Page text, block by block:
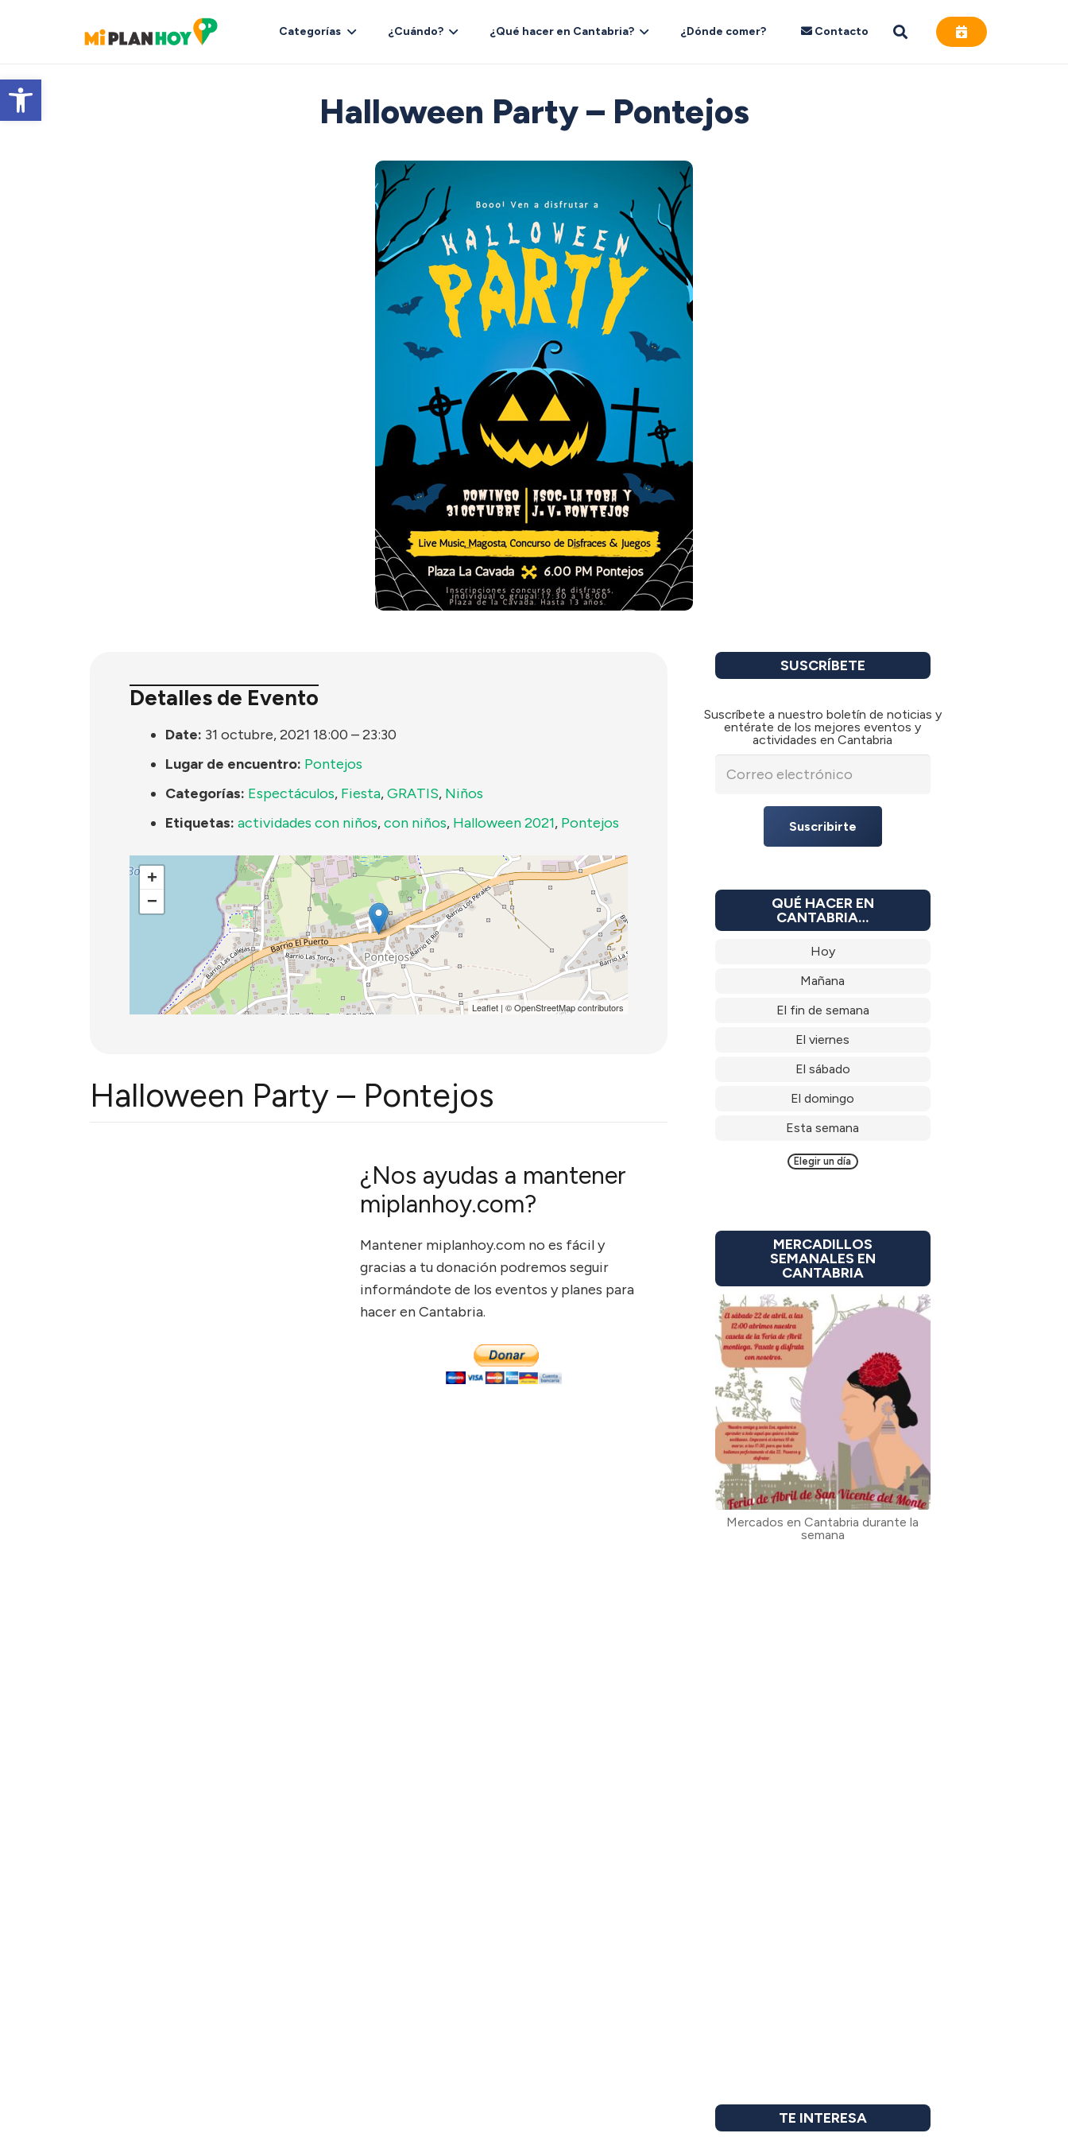
Abrir barra de herramientas
Categorías ¿Cuándo? ¿Qué hacer en Cantabria? ¿Dónde comer? Contacto
Halloween Party – Pontejos
Detalles de Evento
Date: 31 octubre, 2021 18:00 –23:30
Lugar de encuentro: Pontejos
Categorías: Espectáculos, Fiesta,GRATIS, Niños
Etiquetas: actividades con niños,con niños, Halloween 2021, Pontejos
+
−
Leaflet| ©OpenStreetMapcontributors
Halloween Party – Pontejos
¿Nos ayudas a mantener
miplanhoy.com?
Mantener miplanhoy.com no es fácil y
gracias a tu donación podremos seguir
informándote de los eventos y planes para
hacer en Cantabria.
SUSCRÍBETE
Suscríbete a nuestro boletín de noticias y
entérate de los mejores eventos y
actividades en Cantabria
Suscribirte
QUÉ HACER EN
CANTABRIA…
Hoy
Mañana
El fin de semana
El viernes
El sábado
El domingo
Esta semana
Elegir un día
MERCADILLOS
SEMANALES EN
CANTABRIA
Mercados en Cantabria durante la
semana
TE INTERESA